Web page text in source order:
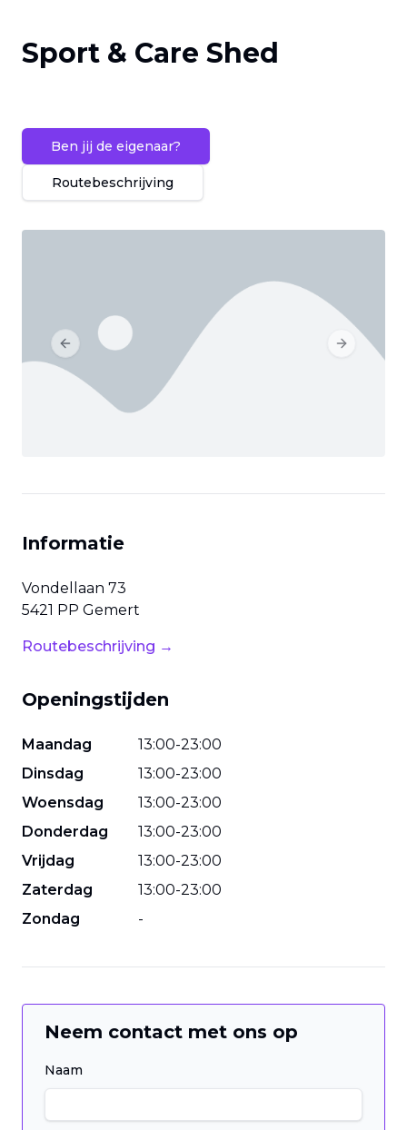
Sport & Care Shed
Ben jij de eigenaar?
Routebeschrijving
Previous slide Next slide
Informatie
Vondellaan 73
5421 PP Gemert
Routebeschrijving →
Openingstijden
Maandag 13:00-23:00
Dinsdag
13:00-23:00
Woensdag
13:00-23:00
Donderdag
13:00-23:00
Vrijdag
13:00-23:00
Zaterdag
13:00-23:00
Zondag
-
Neem contact met ons op
Naam